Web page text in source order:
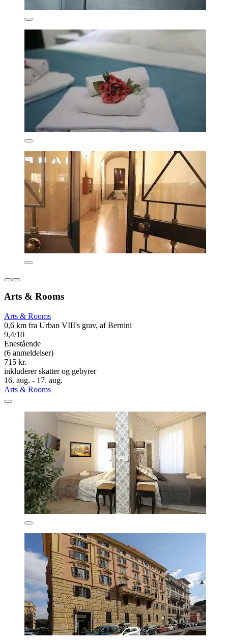
Arts & Rooms
Arts & Rooms
0,6 km fra Urban VIII's grav, af Bernini
9,4/10
Enestående
(6 anmeldelser)
715 kr.
inkluderer skatter og gebyrer
16. aug. - 17. aug.
Arts & Rooms